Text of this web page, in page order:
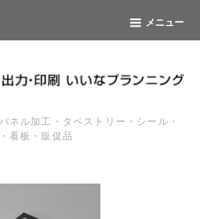
メニュー
ネル加工・タペストリー・シール・
看板・販促品